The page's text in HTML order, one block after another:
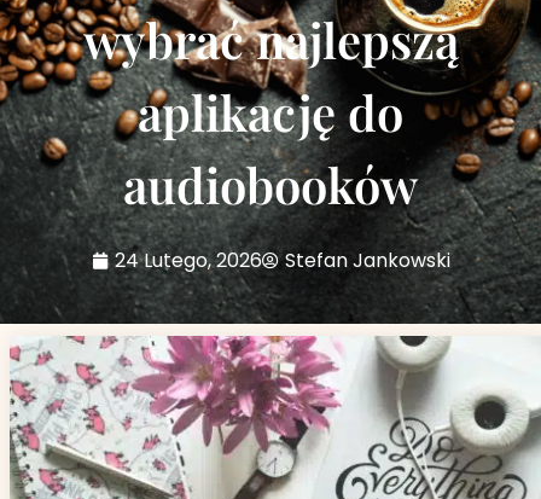
wybrać najlepszą
aplikację do
audiobooków
24 Lutego, 2026 Stefan Jankowski